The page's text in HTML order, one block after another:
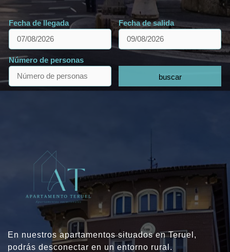
Fecha de llegada Fecha de salida
Número de personas
buscar
En nuestros apartamentos situados en Teruel,
podrás desconectar en un entorno rural.